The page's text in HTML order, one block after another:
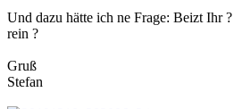
Und dazu hätte ich ne Frage: Beizt Ihr
rein ?
Gruß
Stefan